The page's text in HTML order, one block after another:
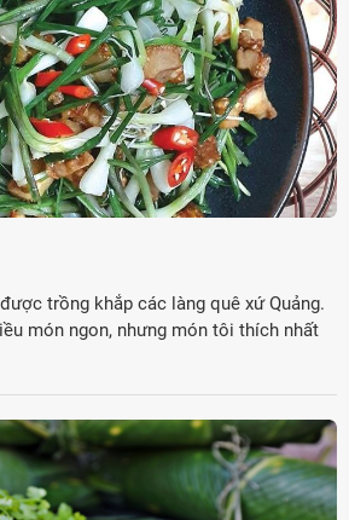
trồng khắp các làng quê xứ Quảng.
món ngon, nhưng món tôi thích nhất